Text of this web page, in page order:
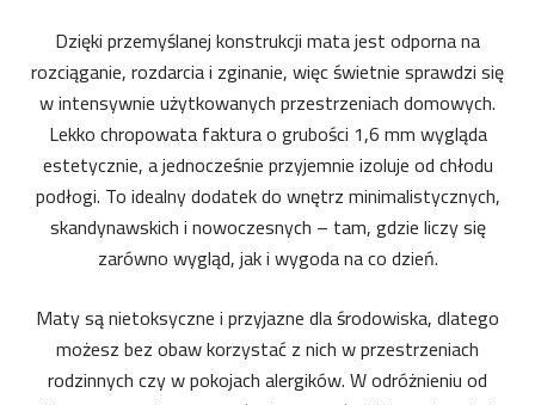
Dzięki przemyślanej konstrukcji mata jest odporna na
rozciąganie, rozdarcia i zginanie, więc świetnie sprawdzi się
w intensywnie użytkowanych przestrzeniach domowych.
Lekko chropowata faktura o grubości 1,6 mm wygląda
estetycznie, a jednocześnie przyjemnie izoluje od chłodu
podłogi. To idealny dodatek do wnętrz minimalistycznych,
skandynawskich i nowoczesnych – tam, gdzie liczy się
zarówno wygląd, jak i wygoda na co dzień.
Maty są nietoksyczne i przyjazne dla środowiska, dlatego
możesz bez obaw korzystać z nich w przestrzeniach
rodzinnych czy w pokojach alergików. W odróżnieniu od